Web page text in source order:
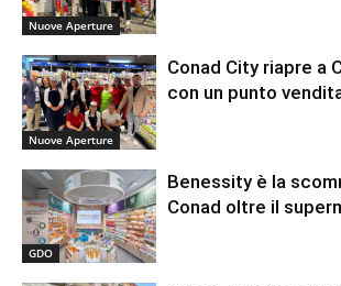
Nuove Aperture
Nuove Aperture
Conad City riapre a
con un punto
GDO
Benessity è la
Conad oltre il